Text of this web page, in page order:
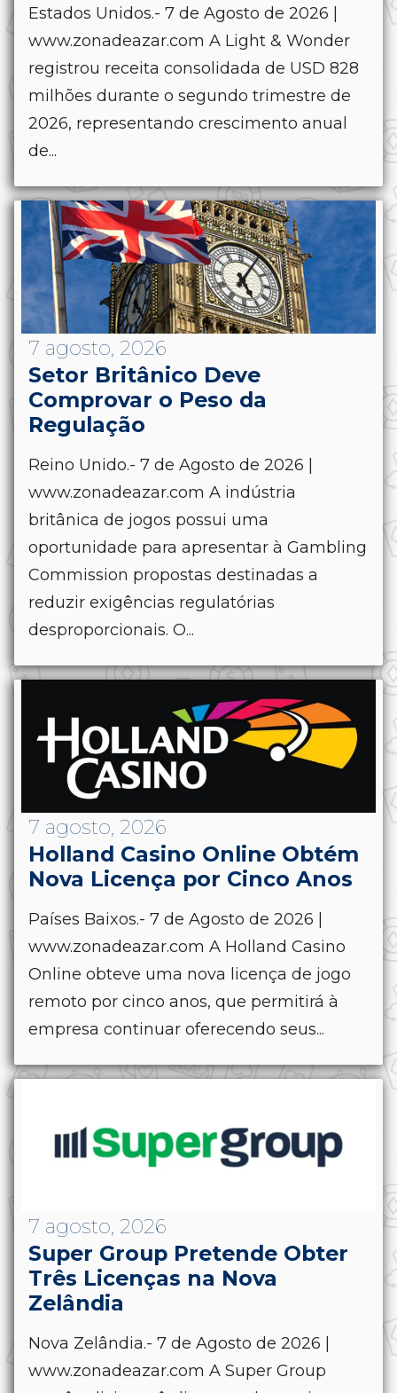
Estados Unidos.- 7 de Agosto de 2026 |
www.zonadeazar.com A Light & Wonder
registrou receita consolidada de USD 828
milhões durante o segundo trimestre de
2026, representando crescimento anual
de...
7 agosto, 2026
Setor Britânico Deve
Comprovar o Peso da
Regulação
Reino Unido.- 7 de Agosto de 2026 |
www.zonadeazar.com A indústria
britânica de jogos possui uma
oportunidade para apresentar à Gambling
Commission propostas destinadas a
reduzir exigências regulatórias
desproporcionais. O...
7 agosto, 2026
Holland Casino Online Obtém
Nova Licença por Cinco Anos
Países Baixos.- 7 de Agosto de 2026 |
www.zonadeazar.com A Holland Casino
Online obteve uma nova licença de jogo
remoto por cinco anos, que permitirá à
empresa continuar oferecendo seus...
7 agosto, 2026
Super Group Pretende Obter
Três Licenças na Nova
Zelândia
Nova Zelândia.- 7 de Agosto de 2026 |
www.zonadeazar.com A Super Group